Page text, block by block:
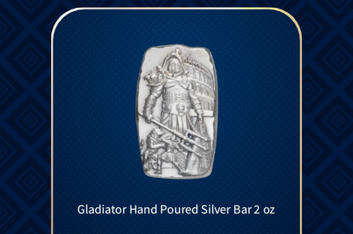
Gladiator Hand Poured Silver Bar 2 oz